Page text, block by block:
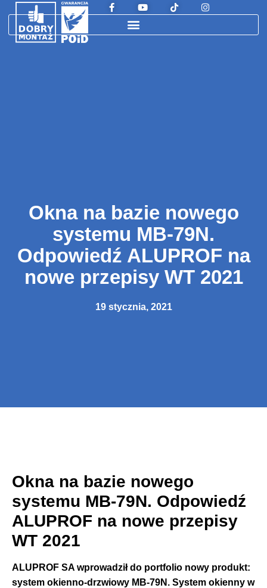
Okna na bazie nowego
systemu MB-79N.
Odpowiedź ALUPROF na
nowe przepisy WT 2021
19 stycznia, 2021
Okna na bazie nowego
systemu MB-79N. Odpowiedź
ALUPROF na nowe przepisy
WT 2021
ALUPROF SA wprowadził do portfolio nowy produkt:
system okienno-drzwiowy MB-79N. System okienny w